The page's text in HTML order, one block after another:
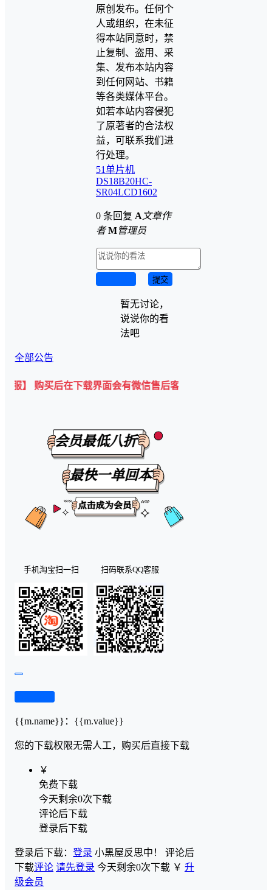
原创发布。任何个
人或组织，在未征
得本站同意时，禁
止复制、盗用、采
集、发布本站内容
到任何网站、书籍
等各类媒体平台。
如若本站内容侵犯
了原著者的合法权
益，可联系我们进
行处理。
51单片机
DS18B20HC-
SR04LCD1602
0 条回复 A 文章作
者 M管理员
提交
暂无讨论，
说说你的看
法吧
全部公告
后在下载界面会有微信售后客服二维码💡
手机淘宝扫一扫 扫码联系QQ客服
{{m.name}} ： {{m.value}}
您的下载权限无需人工，购买后直接下载
￥
免费下载
今天剩余0次下载
评论后下载
登录后下载
登录后下载： 登录 小黑屋反思中！ 评论后
下载评论 请先登录 今天剩余0次下载 ￥ 升
级会员